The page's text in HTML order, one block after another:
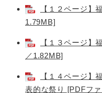
【１２ページ】
1.79MB]
【１３ページ】
／1.82MB]
【１４ページ】
表的な祭り [PDFフ